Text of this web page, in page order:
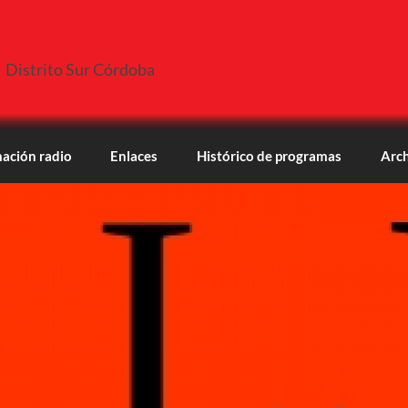
Distrito Sur Córdoba
radio Enlaces Histórico de programas